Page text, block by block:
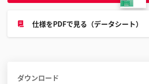
仕様をPDFで見る（データシート）
ダウンロード